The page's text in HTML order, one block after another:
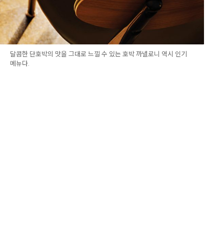
달콤한 단호박의 맛을 그대로 느낄 수 있는 호박 까넬로니 역시 인기
메뉴다.